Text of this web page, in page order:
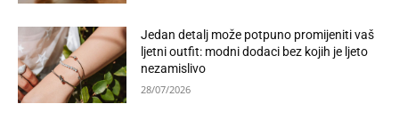
Jedan detalj može potpuno promijeniti vaš
ljetni outfit: modni dodaci bez kojih je ljeto
nezamislivo
28/07/2026